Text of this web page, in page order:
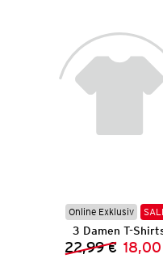
Online Exklusiv
3 Damen T-
22,99 € Neuer